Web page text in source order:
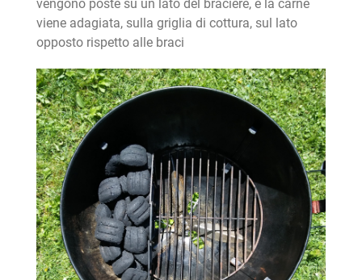
vengono poste su un lato del braciere, e la carne
viene adagiata, sulla griglia di cottura, sul lato
opposto rispetto alle braci